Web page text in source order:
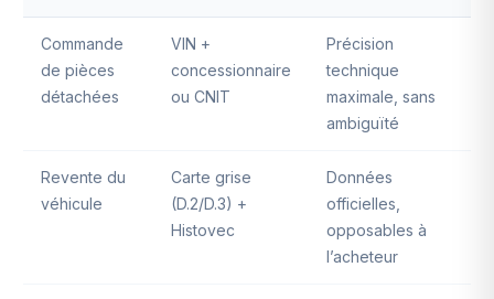
Commande
de pièces
détachées
VIN +
concessionnaire
ou CNIT
Précision
technique
maximale, sans
ambiguïté
Revente du
véhicule
Carte grise
(D.2/D.3) +
Histovec
Données
officielles,
opposables à
l’acheteur